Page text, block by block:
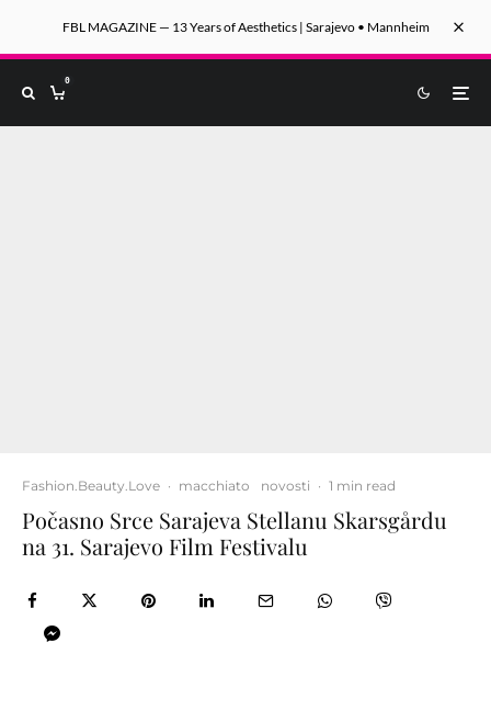
FBL MAGAZINE — 13 Years of Aesthetics | Sarajevo • Mannheim
0
Fashion.Beauty.Love · macchiato novosti · 1 min read
Počasno Srce Sarajeva Stellanu Skarsgårdu
na 31. Sarajevo Film Festivalu